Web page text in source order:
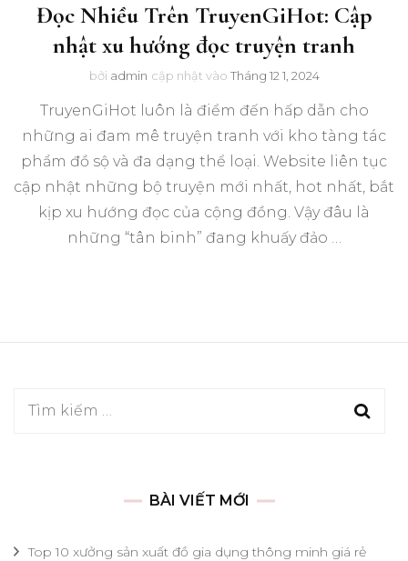
Đọc Nhiều Trên TruyenGiHot: Cập
nhật xu hướng đọc truyện tranh
bởi admin cập nhật vào Tháng 12 1, 2024
TruyenGiHot luôn là điểm đến hấp dẫn cho
những ai đam mê truyện tranh với kho tàng tác
phẩm đồ sộ và đa dạng thể loại. Website liên tục
cập nhật những bộ truyện mới nhất, hot nhất, bắt
kịp xu hướng đọc của cộng đồng. Vậy đâu là
những “tân binh” đang khuấy đảo …
Tìm
BÀI VIẾT MỚI
Top 10 xưởng sản xuất đồ gia dụng thông minh giá rẻ